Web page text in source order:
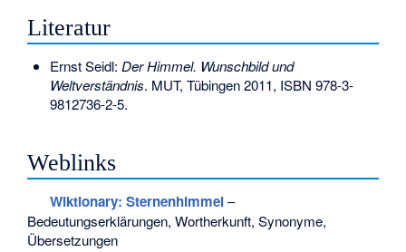
Literatur
Ernst Seidl: Der Himmel. Wunschbild und
Weltverständnis. MUT, Tübingen 2011, ISBN 978-3-
9812736-2-5.
Weblinks
Wiktionary: Sternenhimmel–
Bedeutungserklärungen, Wortherkunft, Synonyme,
Übersetzungen